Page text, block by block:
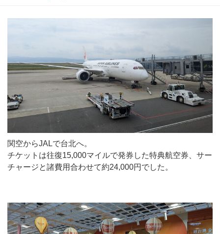
関空からJALで台北へ。
チケットは往復15,000マイルで発券した特典航空券、サー
チャージと諸費用合わせて約24,000円でした。